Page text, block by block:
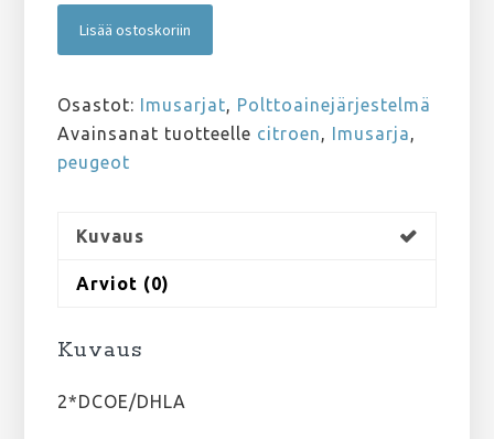
2*DCOE/DHLA
määrä
Lisää ostoskoriin
Osastot: Imusarjat, Polttoainejärjestelmä
Avainsanat tuotteelle citroen, Imusarja,
peugeot
Kuvaus
Arviot (0)
Kuvaus
2*DCOE/DHLA